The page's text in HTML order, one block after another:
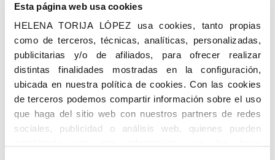
Esta página web usa cookies
HELENA TORIJA LÓPEZ usa cookies, tanto propias
como de terceros, técnicas, analíticas, personalizadas,
publicitarias y/o de afiliados, para ofrecer realizar
distintas finalidades mostradas en la configuración,
ubicada en nuestra política de cookies. Con las cookies
de terceros podemos compartir información sobre el uso
que haga del sitio web con nuestros partners de redes
sociales, publicidad o análisis web, quienes pueden
infancia
Síguenos en:
Buscar